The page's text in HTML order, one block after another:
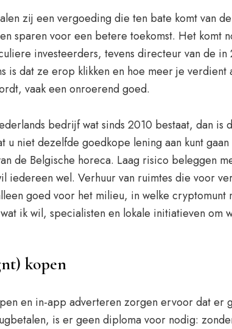
zij een vergoeding die ten bate komt van
sparen voor een betere toekomst. Het komt
investeerders, tevens directeur van de
is dat ze erop klikken en hoe meer je
vaak een onroerend goed.
bedrijf wat sinds 2010 bestaat, dan
u niet dezelfde goedkope lening aan kunt
de Belgische horeca. Laag risico beleggen
iedereen wel. Verhuur van ruimtes die voor
goed voor het milieu, in welke
ik wil, specialisten en lokale initiatieven om
kopen
en in-app adverteren zorgen ervoor dat
is er geen diploma voor nodig: